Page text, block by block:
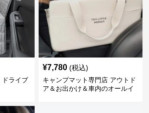
ドライブ
¥7,780 (税込)
キャンプマット専門店 アウトド
ア＆お出かけ＆車内のオールイ